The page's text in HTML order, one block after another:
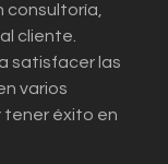
consultoría,
cliente.
satisfacer las
varios
tener éxito en